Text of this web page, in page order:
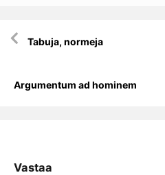
Artikkelien
selausTabuja, normeja
Argumentum ad hominem
Vastaa